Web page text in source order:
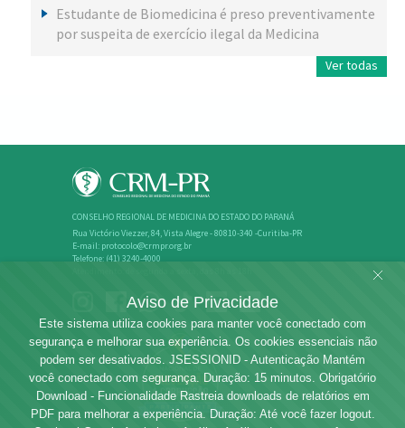
Estudante de Biomedicina é preso preventivamente
por suspeita de exercício ilegal da Medicina
Ver todas
CONSELHO REGIONAL DE MEDICINA DO ESTADO DO PARANÁ
Rua Victório Viezzer, 84, Vista Alegre - 80810-340 -Curitiba-PR
E-mail: protocolo@crmpr.org.br
Telefone: (41) 3240-4000
Aviso de Privacidade
Este sistema utiliza cookies para manter você conectado com
segurança e melhorar sua experiência. Os cookies essenciais não
podem ser desativados. JSESSIONID - Autenticação Mantém
você conectado com segurança. Duração: 15 minutos. Obrigatório
Download - Funcionalidade Rastreia downloads de relatórios em
PDF para melhorar a experiência. Duração: Até você fazer logout.